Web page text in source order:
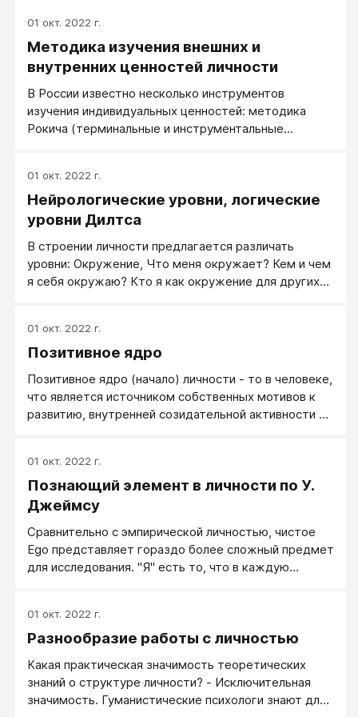
01 окт. 2022 г.
Методика изучения внешних и
внутренних ценностей личности
В России известно несколько инструментов
изучения индивидуальных ценностей: методика
Рокича (терминальные и инструментальные
универсальные потребности людей), методики
УСЦД и «Свободный выбор ценностей» Е.Б.
Фанталовой (внутренние конфликты в
общечеловеческих ценностях, «ценностное ядро»
личности), Морфологический тест жизненных
ценностей МТЖЦ В.Ф. Сопова и Л.В. Карпушиной
индивидуальной структуры ценностных ориентаций
01 окт. 2022 г.
Нейрологические уровни, логические
уровни Дилтса
В строении личности предлагается различать
уровни: Окружение, Что меня окружает? Кем и чем
я себя окружаю? Кто я как окружение для других
умею, что умею лучше всего, что я люблю делать?
Убеждения. Почему я так поступаю? Чем
01 окт. 2022 г.
Позитивное ядро
Позитивное ядро (начало) личности - то в человеке,
что является источником собственных мотивов к
развитию, внутренней созидательной активности и
01 окт. 2022 г.
Познающий элемент в личности по У.
Джеймсу
Сравнительно с эмпирической личностью, чистое
Ego пред­ставляет гораздо более сложный предмет
для исследования. "Я" есть то, что в каждую
сознаваемых объектов. Другими словами, чистое
"я" есть мыслящий субъект. Немедленно возникает
Является он одним из преходящих состояний созна­
ния или чем-то более глубоким и неизменным?
01 окт. 2022 г.
Разнообразие работы с личностью
Какая практическая значимость теоретических
знаний о структуре личности? - Исключительная
значимость. Гуманистические психологи знают для